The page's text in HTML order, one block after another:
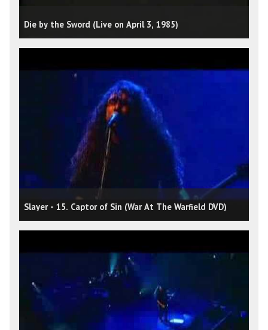
Die by the Sword (Live on April 3, 1985)
Slayer - 15. Captor of Sin (War At The Warfield DVD)